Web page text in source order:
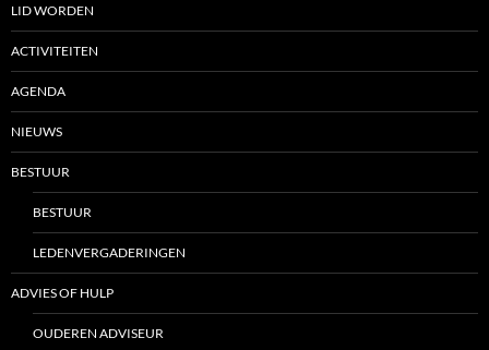
LID WORDEN
ACTIVITEITEN
AGENDA
NIEUWS
BESTUUR
BESTUUR
LEDENVERGADERINGEN
ADVIES OF HULP
OUDEREN ADVISEUR